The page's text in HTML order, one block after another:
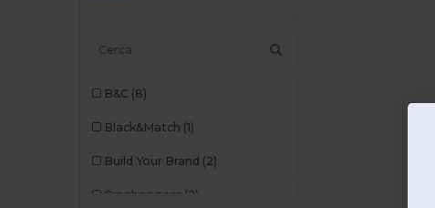
B&C (8)
Black&Match (1)
Build Your Brand (2)
Craghoppers (2)